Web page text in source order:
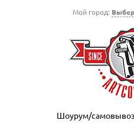
Мой город:
Шоурум/самовывоз